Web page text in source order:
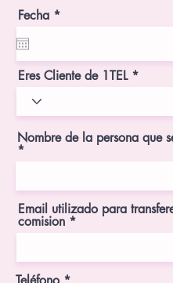
Fecha *r
i
r
Eres Cliente de 1TEL
Nombre de la persona que
Email utilizado para
comision